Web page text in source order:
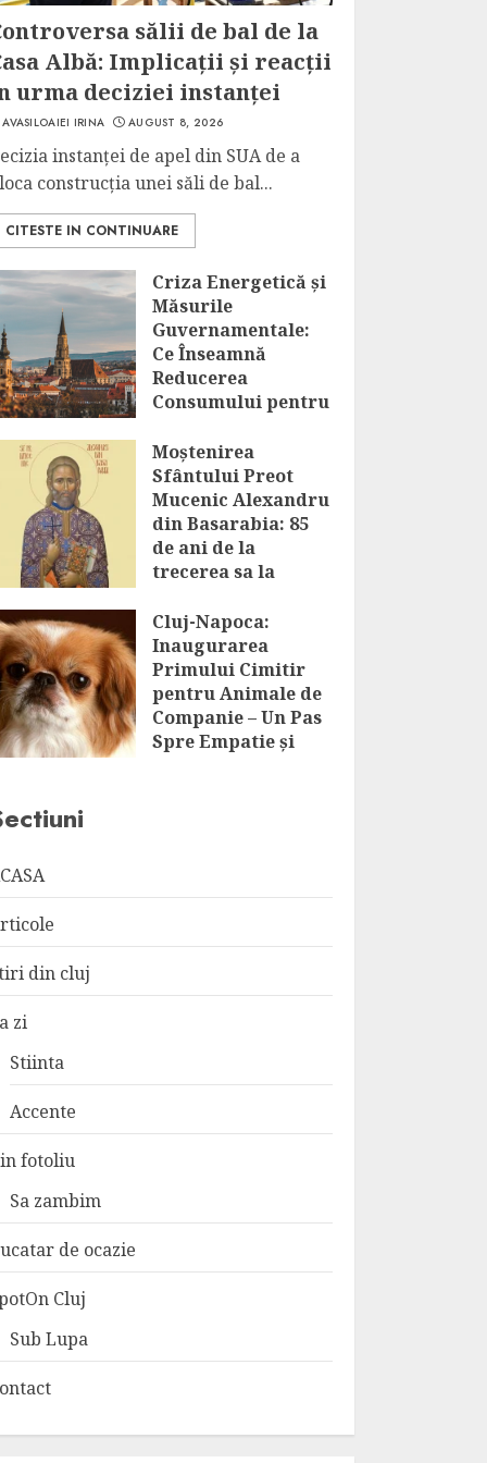
sălii de bal de la
Albă: Implicații și reacții
urma deciziei instanței
AVASILOAIEI IRINA AUGUST 8, 2026
instanței de apel din SUA de a
construcția unei săli de bal...
CITESTE IN CONTINUARE
Criza Energetică și
Măsurile
Guvernamentale:
Ce Înseamnă
Reducerea
Consumului pentru
Consumatori?
AUGUST 8, 2026
Moștenirea
Sfântului Preot
Mucenic Alexandru
din Basarabia: 85
de ani de la
trecerea sa la
AUGUST 8, 2026
Cluj-Napoca:
Inaugurarea
Primului Cimitir
pentru Animale de
Companie – Un Pas
Spre Empatie și
din cluj
zi
Stiinta
Accente
fotoliu
Sa zambim
de ocazie
Cluj
Sub Lupa